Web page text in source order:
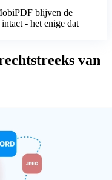
blijven de
- het enige dat
van